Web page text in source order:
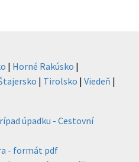
| Horné Rakúsko |
| Tirolsko | Viedeň |
úpadku - Cestovní
- formát pdf